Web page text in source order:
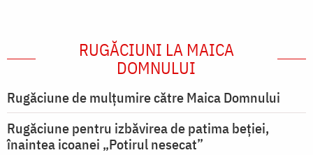
RUGĂCIUNI LA MAICA
DOMNULUI
Rugăciune de mulţumire către Maica Domnului
Rugăciune pentru izbăvirea de patima beției,
înaintea icoanei „Potirul nesecat”